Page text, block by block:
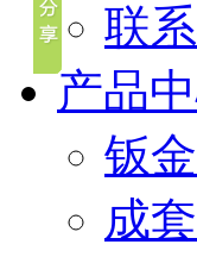
联
产品
钣
成